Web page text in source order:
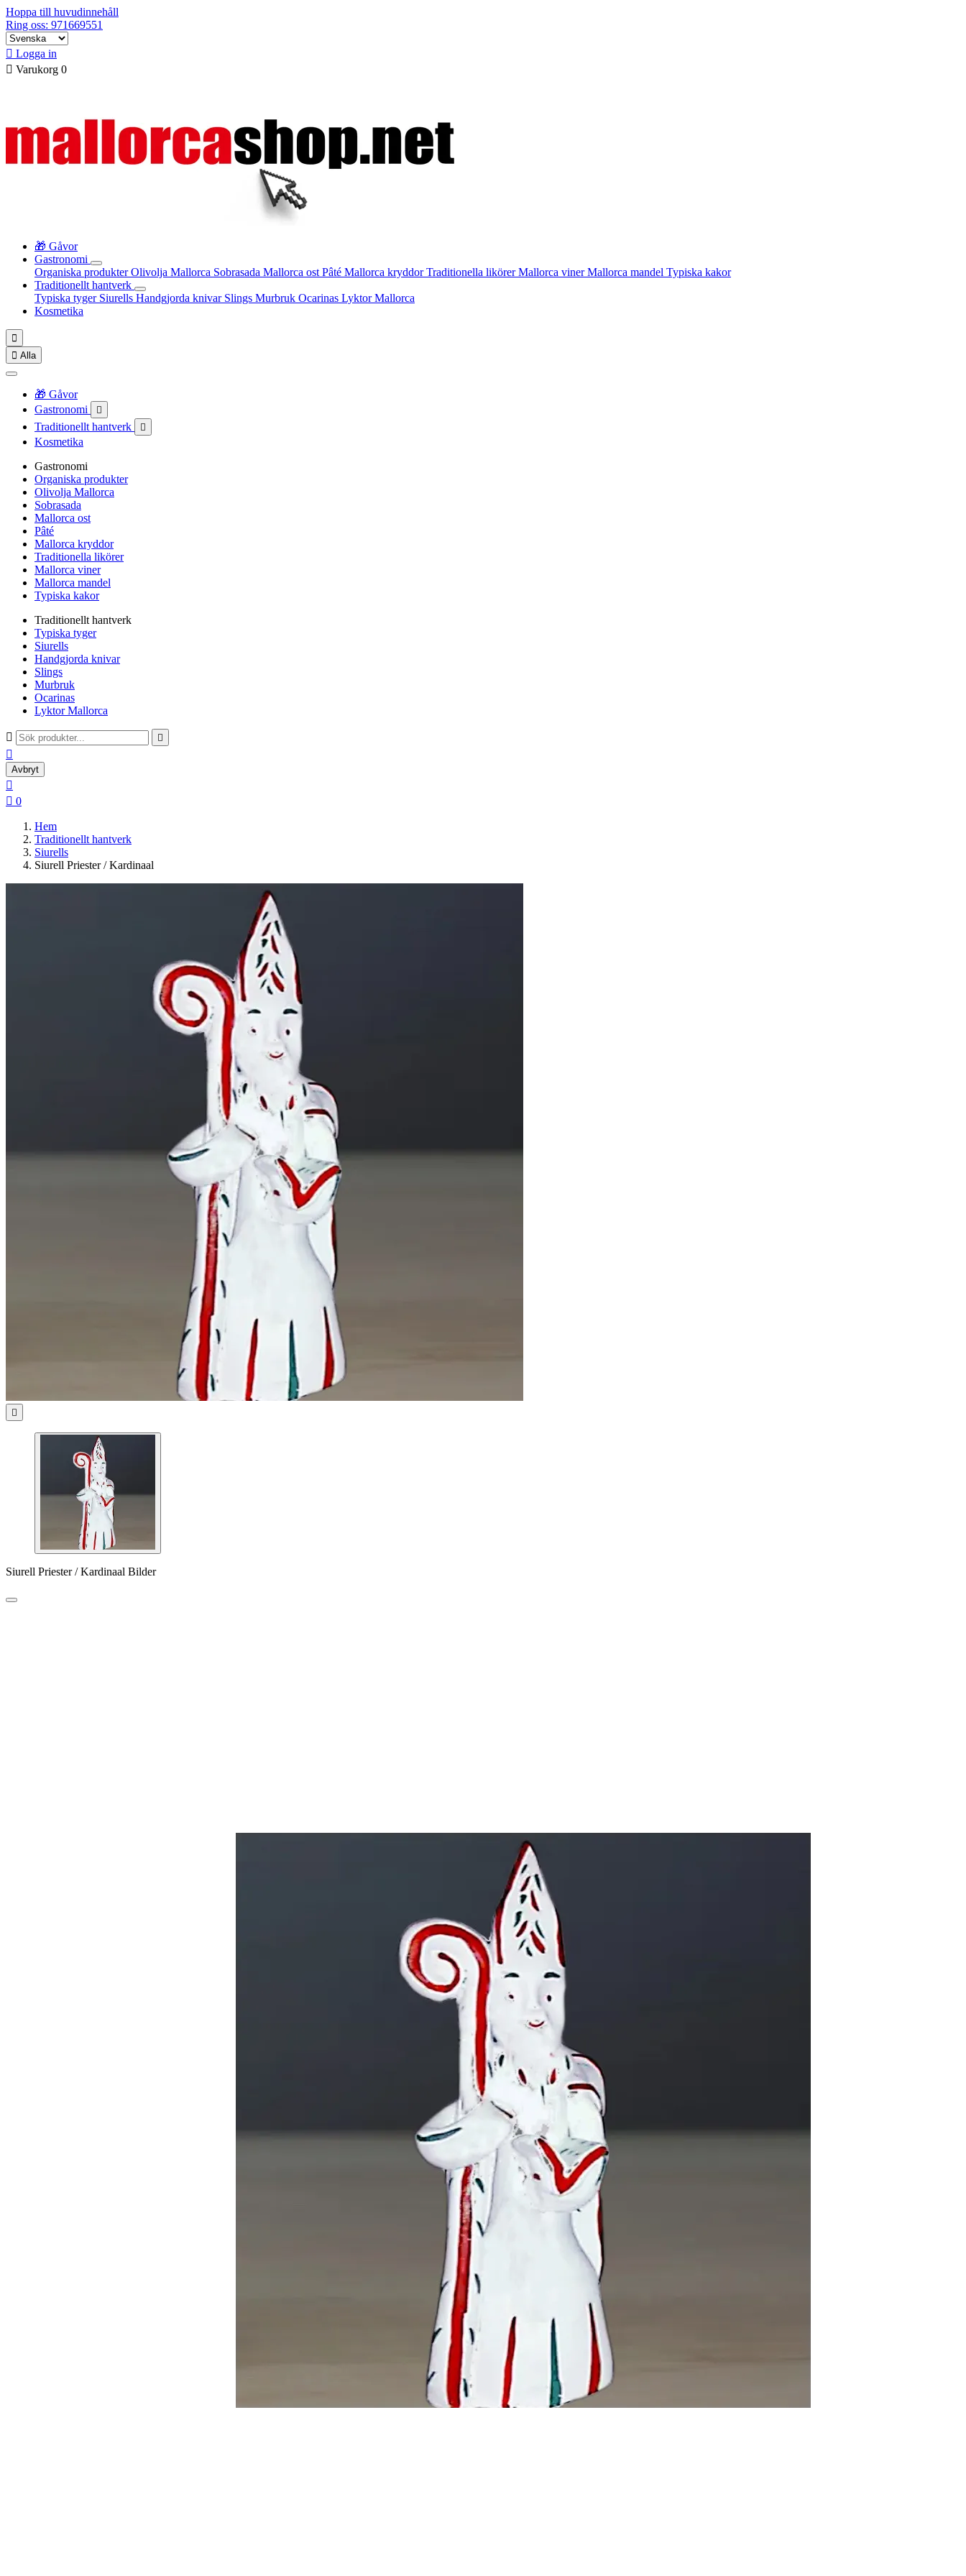
Hoppa till huvudinnehåll
Ring oss: 971669551
 Logga in
 Varukorg 0
🎁 Gåvor
Gastronomi
Organiska produkterOlivolja Mallorca Sobrasada Mallorca ost Pâté Mallorca kryddorTraditionella likörerMallorca vinerMallorca mandel Typiska kakor
Traditionellt hantverk
Typiska tyger Siurells Handgjorda knivar Slings Murbruk Ocarinas Lyktor Mallorca
Kosmetika

 Alla
🎁 Gåvor
Gastronomi

Traditionellt hantverk 
Kosmetika
Gastronomi
Organiska produkter
Olivolja Mallorca
Sobrasada
Mallorca ost
Pâté
Mallorca kryddor
Traditionella likörer
Mallorca viner
Mallorca mandel
Typiska kakor
Traditionellt hantverk
Typiska tyger
Siurells
Handgjorda knivar
Slings
Murbruk
Ocarinas
Lyktor Mallorca
 

Avbryt

 0
Hem
Traditionellt hantverk
Siurells
Siurell Priester / Kardinaal

Siurell Priester / Kardinaal Bilder